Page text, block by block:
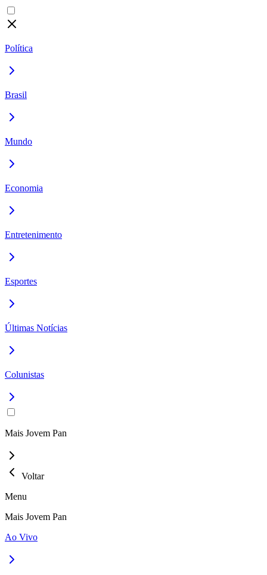
Política
Brasil
Mundo
Economia
Entretenimento
Esportes
Últimas Notícias
Colunistas
Mais Jovem Pan
Voltar
Menu
Mais Jovem Pan
Ao Vivo